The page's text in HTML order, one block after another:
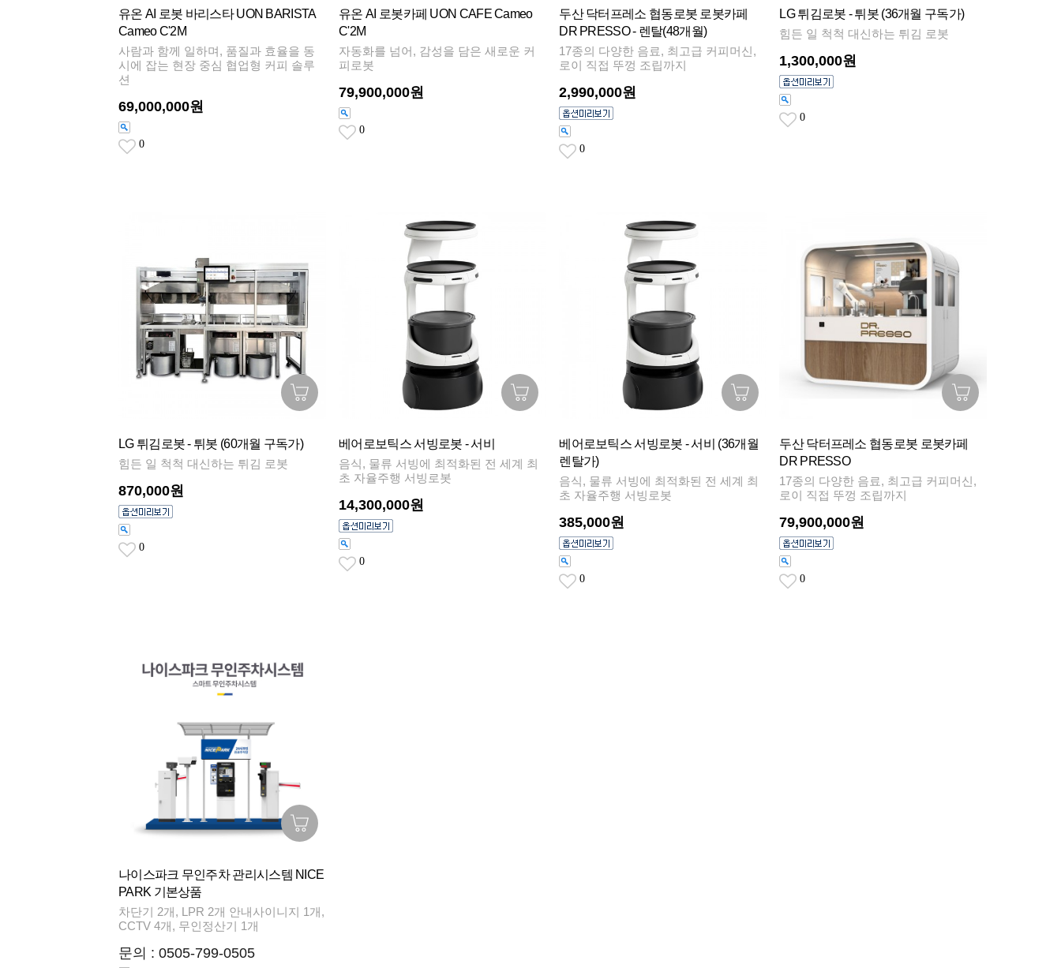
유온 AI 로봇 바리스타 UON BARISTA
Cameo C'2M
사람과 함께 일하며, 품질과 효율을 동
시에 잡는 현장 중심 협업형 커피 솔루
션
69,000,000원
0
유온 AI 로봇카페 UON CAFE Cameo
C'2M
자동화를 넘어, 감성을 담은 새로운 커
피로봇
79,900,000원
0
두산 닥터프레소 협동로봇 로봇카페
DR PRESSO - 렌탈(48개월)
17종의 다양한 음료, 최고급 커피머신,
로이 직접 뚜껑 조립까지
2,990,000원
0
LG 튀김로봇 - 튀봇 (36개월 구독가)
힘든 일 척척 대신하는 튀김 로봇
1,300,000원
0
LG 튀김로봇 - 튀봇 (60개월 구독가)
힘든 일 척척 대신하는 튀김 로봇
870,000원
0
베어로보틱스 서빙로봇 - 서비
음식, 물류 서빙에 최적화된 전 세계 최
초 자율주행 서빙로봇
14,300,000원
0
베어로보틱스 서빙로봇 - 서비 (36개월
렌탈가)
음식, 물류 서빙에 최적화된 전 세계 최
초 자율주행 서빙로봇
385,000원
0
두산 닥터프레소 협동로봇 로봇카페
DR PRESSO
17종의 다양한 음료, 최고급 커피머신,
로이 직접 뚜껑 조립까지
79,900,000원
0
나이스파크 무인주차 관리시스템 NICE
PARK 기본상품
차단기 2개, LPR 2개 안내사이니지 1개,
CCTV 4개, 무인정산기 1개
문의 : 0505-799-0505